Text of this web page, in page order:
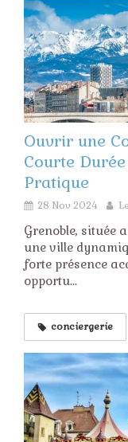
Ouvrir une
Courte
Pratique
28 Nov 2024
Grenoble, située
une ville
forte présence
opportu...
conciergerie